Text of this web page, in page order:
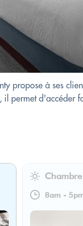
propose à ses
permet d'accéder
8am -